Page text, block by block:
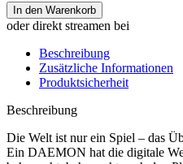
In den Warenkorb
oder direkt streamen bei
Beschreibung
Zusätzliche Informationen
Produktsicherheit
Beschreibung
Die Welt ist nur ein Spiel – das
Ein DAEMON hat die digitale